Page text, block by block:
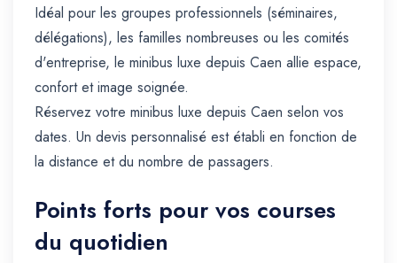
Idéal pour les groupes professionnels (séminaires,
délégations), les familles nombreuses ou les comités
d'entreprise, le minibus luxe depuis Caen allie espace,
confort et image soignée.
Réservez votre minibus luxe depuis Caen selon vos
dates. Un devis personnalisé est établi en fonction de
la distance et du nombre de passagers.
Points forts pour vos courses
du quotidien